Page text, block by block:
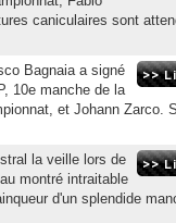
caniculaires sont
Bagnaia a signé
10e manche de la
et Johann Zarco.
la veille lors de
montré intraitable
d'un splendide